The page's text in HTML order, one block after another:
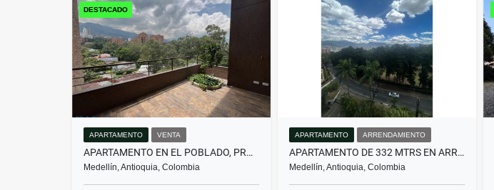
DESTACADO
APARTAMENTO VENTA
APARTAMENTO EN EL POBLADO, PROYECTO NUEVO PARA DIS...(MLS#259674)
Medellín, Antioquia, Colombia
APARTAMENTO ARRENDAMIENTO
APARTAMENTO DE 332 MTRS EN ARRIENDO EN EL POBLADO, MEDELLÍN
Medellín, Antioquia, Colombia